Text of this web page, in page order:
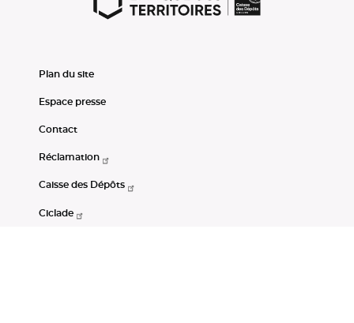
Plan du site
Espace presse
Contact
Réclamation
Caisse des Dépôts
Ciclade